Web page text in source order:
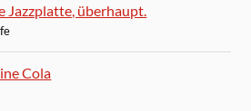
Jazzplatte, überhaupt.
Cola